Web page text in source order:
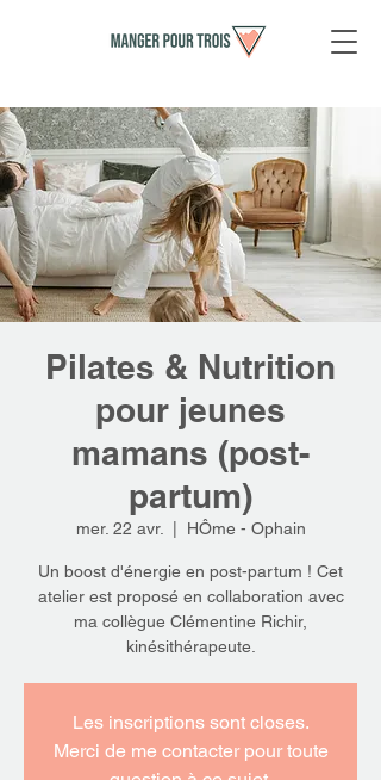
Pilates & Nutrition
pour jeunes
mamans (post-
partum)
mer. 22 avr. HÔme - Ophain
Un boost d'énergie en post-partum ! Cet
atelier est proposé en collaboration avec
ma collègue Clémentine Richir,
kinésithérapeute.
Les inscriptions sont closes.
Merci de me contacter pour toute